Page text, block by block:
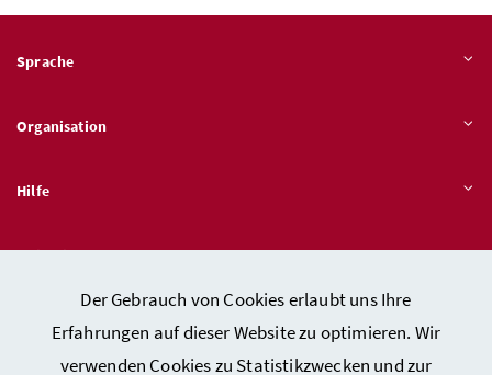
Der Gebrauch von Cookies erlaubt uns Ihre
Erfahrungen auf dieser Website zu optimieren. Wir
verwenden Cookies zu Statistikzwecken und zur
Sprache
Organisation
Hilfe
Quicklinks
Kontakt